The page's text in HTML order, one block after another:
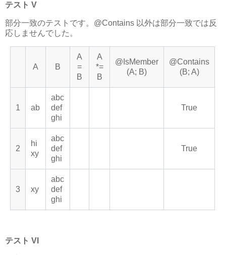
テスト V
部分一致のテストです。@Contains 以外は部分一致では反
応しませんでした。
A B
A
=
B
A
*=
B
@IsMember
(A; B)
@Contains
(B; A)
1 ab
abc
def
ghi
True
2
hi
xy
abc
def
ghi
True
3 xy
abc
def
ghi
テスト VI